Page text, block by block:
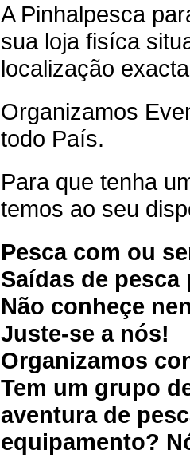
A Pinhalpesca
sua loja fisíca
localização
Organizamos
todo País.
Para que tenha
temos ao seu
Pesca com ou
Saídas de
Não conheçe
Juste-se a nós!
Organizamos
Tem um grupo
aventura de
equipamento?